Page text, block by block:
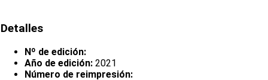
Detalles
Nº de edición:
Año de edición: 2021
Número de reimpresión: